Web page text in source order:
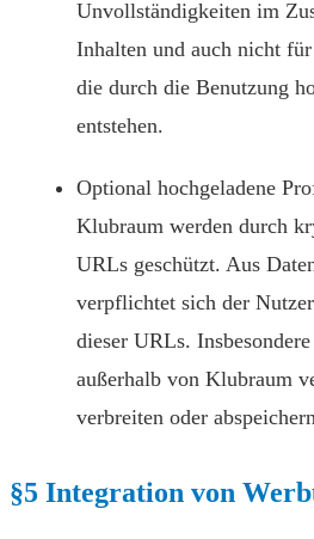
Unvollständigkeiten im
Inhalten und auch nicht
die durch die Benutzung
entstehen.
Optional hochgeladene
Klubraum werden durch
URLs geschützt. Aus
verpflichtet sich der
dieser URLs.
außerhalb von Klubraum
verbreiten oder
§5 Integration von